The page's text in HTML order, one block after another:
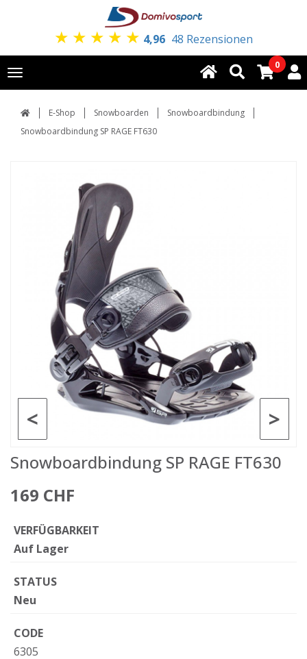
★ ★ ★ ★ ★ 4,96 48 Rezensionen
Toggle
navigation
0
E-Shop Snowboarden
Snowboardbindung
Snowboardbindung SP RAGE FT630
>
<
Snowboardbindung SP RAGE FT630
169 CHF
VERFÜGBARKEIT
Auf Lager
STATUS
Neu
CODE
6305